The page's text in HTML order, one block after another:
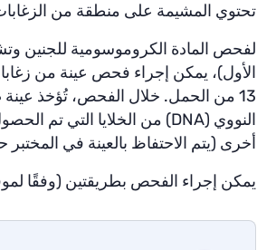
تحتوي المشيمة على منطقة من
لفحص المادة الكروموسومية للجنين
13 من الحمل. خلال الفحص، تُؤخذ
أخرى (يتم الاحتفاظ بالعينة في
يمكن إجراء الفحص بطريقتين (وفقًا